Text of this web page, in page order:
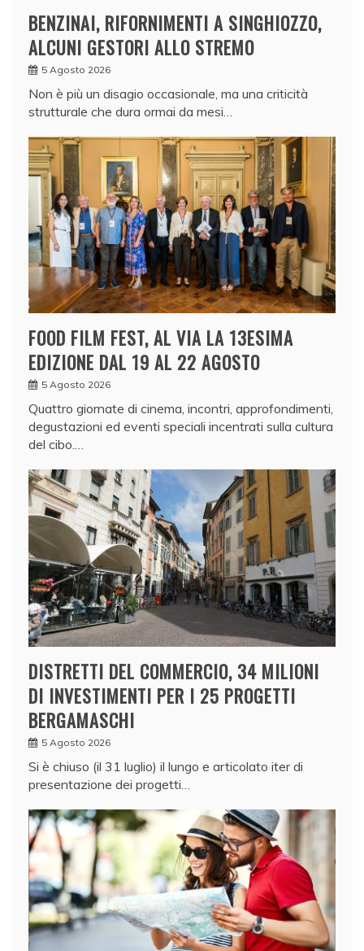
BENZINAI, RIFORNIMENTI A SINGHIOZZO,
ALCUNI GESTORI ALLO STREMO
5 Agosto 2026
Non è più un disagio occasionale, ma una criticità
strutturale che dura ormai da mesi…
FOOD FILM FEST, AL VIA LA 13ESIMA
EDIZIONE DAL 19 AL 22 AGOSTO
5 Agosto 2026
Quattro giornate di cinema, incontri, approfondimenti,
degustazioni ed eventi speciali incentrati sulla cultura
del cibo.…
DISTRETTI DEL COMMERCIO, 34 MILIONI
DI INVESTIMENTI PER I 25 PROGETTI
BERGAMASCHI
5 Agosto 2026
Si è chiuso (il 31 luglio) il lungo e articolato iter di
presentazione dei progetti…